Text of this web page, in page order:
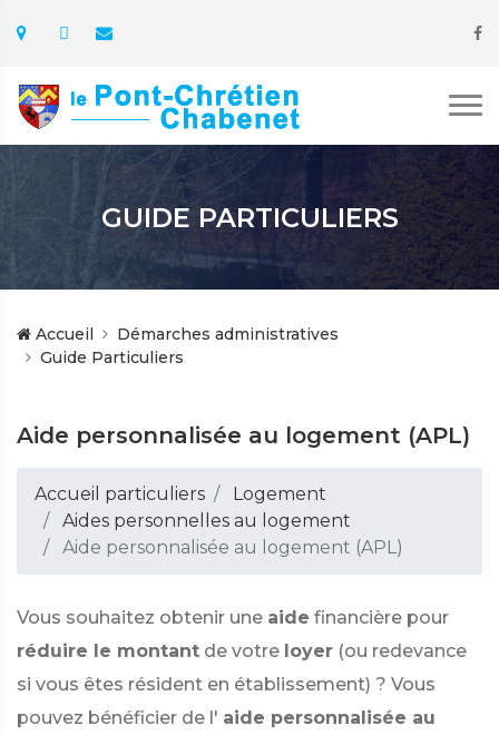
GUIDE PARTICULIERS
Accueil
Démarches administratives
Guide Particuliers
Aide personnalisée au logement (APL)
Accueil particuliers
Logement
Aides personnelles au logement
Aide personnalisée au logement (APL)
Vous souhaitez obtenir une aide financière pour
réduire le montant de votre loyer (ou redevance
si vous êtes résident en établissement) ? Vous
pouvez bénéficier de l' aide personnalisée au